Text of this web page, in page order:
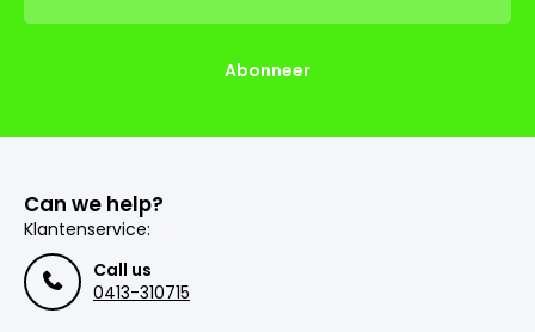
Abonneer
Can we help?
Klantenservice:
Call us
0413-310715